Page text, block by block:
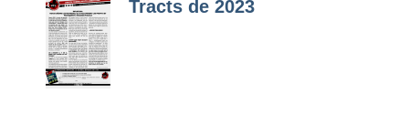
Tracts de 2023